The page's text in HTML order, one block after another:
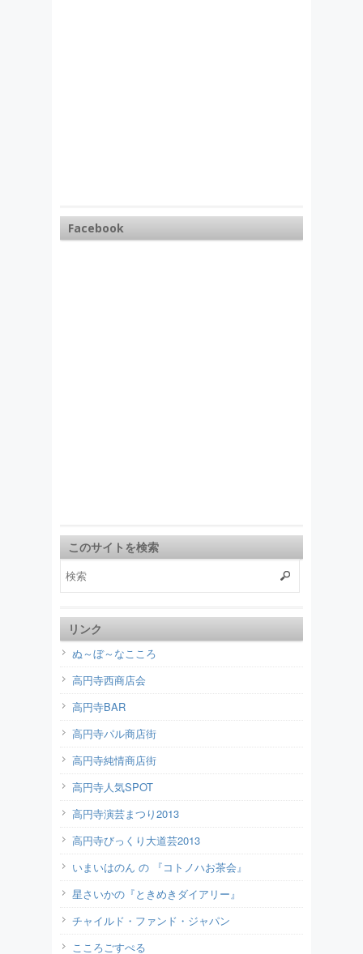
Facebook
このサイトを検索
リンク
ぬ～ぼ～なこころ
高円寺西商店会
高円寺BAR
高円寺パル商店街
高円寺純情商店街
高円寺人気SPOT
高円寺演芸まつり2013
高円寺びっくり大道芸2013
いまいはのん の 『コトノハお茶会』
星さいかの『ときめきダイアリー』
チャイルド・ファンド・ジャパン
こころごすぺる